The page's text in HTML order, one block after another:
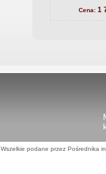
Cena: 1
Wszelkie podane przez Pośrednika